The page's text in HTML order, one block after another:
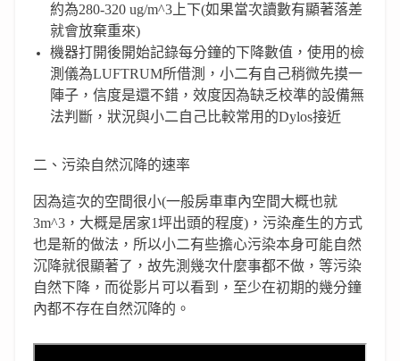
約為280-320 ug/m^3上下(如果當次讀數有顯著落差
就會放棄重來)
機器打開後開始記錄每分鐘的下降數值，使用的檢
測儀為LUFTRUM所借測，小二有自己稍微先摸一
陣子，信度是還不錯，效度因為缺乏校準的設備無
法判斷，狀況與小二自己比較常用的Dylos接近
二、污染自然沉降的速率
因為這次的空間很小(一般房車車內空間大概也就
3m^3，大概是居家1坪出頭的程度)，污染產生的方式
也是新的做法，所以小二有些擔心污染本身可能自然
沉降就很顯著了，故先測幾次什麼事都不做，等污染
自然下降，而從影片可以看到，至少在初期的幾分鐘
內都不存在自然沉降的。